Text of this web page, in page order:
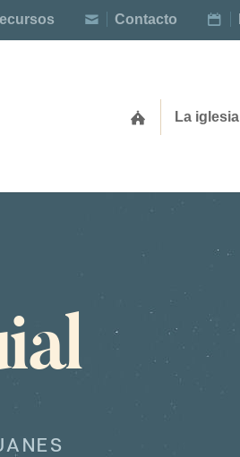
Contacto
La iglesia